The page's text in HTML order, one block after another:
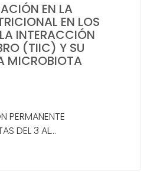
EN LA
EN LOS
INTERACCIÓN
(TIIC) Y SU
MICROBIOTA
PERMANENTE
DEL 3 AL...